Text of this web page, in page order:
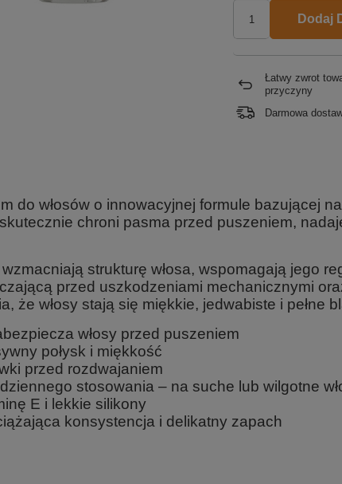
Dodaj
Łatwy zwrot
przyczyny
Darmowa
do włosów o innowacyjnej formule bazującej
chroni pasma przed puszeniem,
strukturę włosa, wspomagają jego
przed uszkodzeniami mechanicznymi
że włosy stają się miękkie, jedwabiste i pełne
włosy przed puszeniem
połysk i miękkość
przed rozdwajaniem
stosowania – na suche lub wilgotne
E i lekkie silikony
konsystencja i delikatny zapach